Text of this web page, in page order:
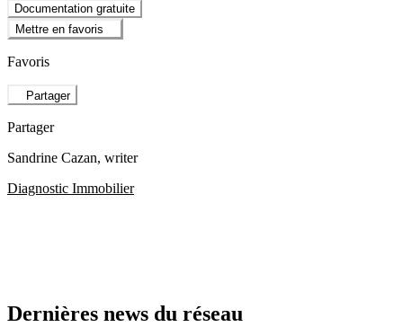
Documentation gratuite
Mettre en favoris
Favoris
Partager
Partager
Sandrine Cazan, writer
Diagnostic Immobilier
Dernières news du réseau